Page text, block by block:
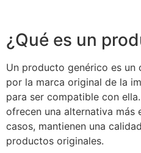
¿Qué es un
Un producto genérico es un
por la marca original de la
para ser compatible con
ofrecen una alternativa más
casos, mantienen una
productos originales.